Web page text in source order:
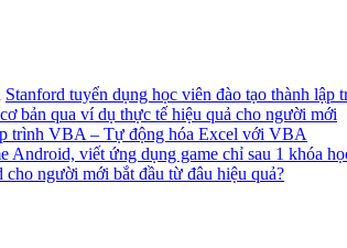
Stanford tuyển dụng học viên đào tạo thành lập
bản qua ví dụ thực tế hiệu quả cho người mới
trình VBA – Tự động hóa Excel với VBA
Android, viết ứng dụng game chỉ sau 1 khóa
người mới bắt đầu từ đâu hiệu quả?